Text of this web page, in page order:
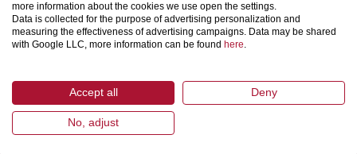
Conditions de vente et de livraison
Protection des données
© 2026 Schwer Fittings
more information about the cookies we use open the settings.
Data is collected for the purpose of advertising personalization and
measuring the effectiveness of advertising campaigns. Data may be shared
with Google LLC, more information can be found here.
Accept all Deny
No, adjust